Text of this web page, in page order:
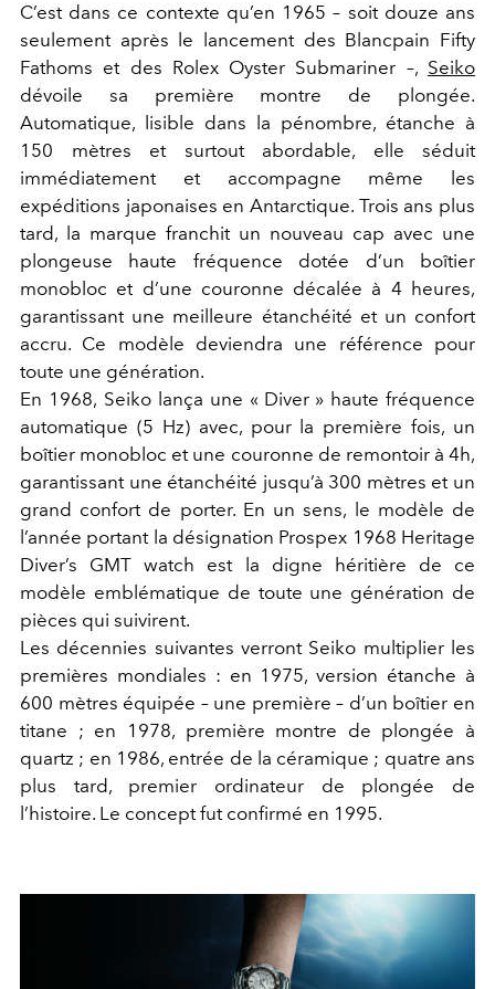
C’est dans ce contexte qu’en 1965 – soit douze ans
seulement après le lancement des Blancpain Fifty
Fathoms et des Rolex Oyster Submariner –, Seiko
dévoile sa première montre de plongée.
Automatique, lisible dans la pénombre, étanche à
150 mètres et surtout abordable, elle séduit
immédiatement et accompagne même les
expéditions japonaises en Antarctique. Trois ans plus
tard, la marque franchit un nouveau cap avec une
plongeuse haute fréquence dotée d’un boîtier
monobloc et d’une couronne décalée à 4 heures,
garantissant une meilleure étanchéité et un confort
accru. Ce modèle deviendra une référence pour
toute une génération.
En 1968, Seiko lança une « Diver » haute fréquence
automatique (5 Hz) avec, pour la première fois, un
boîtier monobloc et une couronne de remontoir à 4h,
garantissant une étanchéité jusqu’à 300 mètres et un
grand confort de porter. En un sens, le modèle de
l’année portant la désignation Prospex 1968 Heritage
Diver’s GMT watch est la digne héritière de ce
modèle emblématique de toute une génération de
pièces qui suivirent.
Les décennies suivantes verront Seiko multiplier les
premières mondiales : en 1975, version étanche à
600 mètres équipée – une première – d’un boîtier en
titane ; en 1978, première montre de plongée à
quartz ; en 1986, entrée de la céramique ; quatre ans
plus tard, premier ordinateur de plongée de
l’histoire. Le concept fut confirmé en 1995.